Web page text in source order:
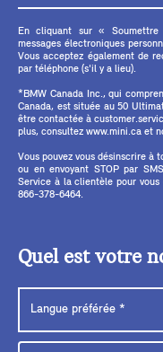
En cliquant sur «
messages électroniques
Vous acceptez également de
par téléphone (s'il y a lieu).
*BMW Canada Inc., qui
Canada, est située au 50
être contactée à
plus, consultez www.mini.ca et
Vous pouvez vous désinscrire à
ou en envoyant STOP par
Service à la clientèle pour
866-378-6464.
Quel est votre